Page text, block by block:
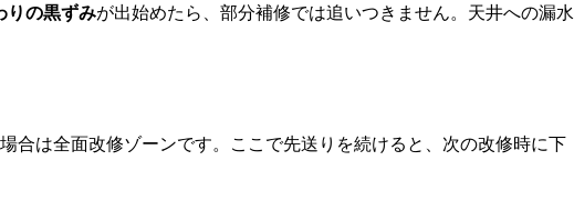
りの黒ずみが出始めたら、部分補修では追いつきません。天井への漏水
場合は全面改修ゾーンです。ここで先送りを続けると、次の改修時に下